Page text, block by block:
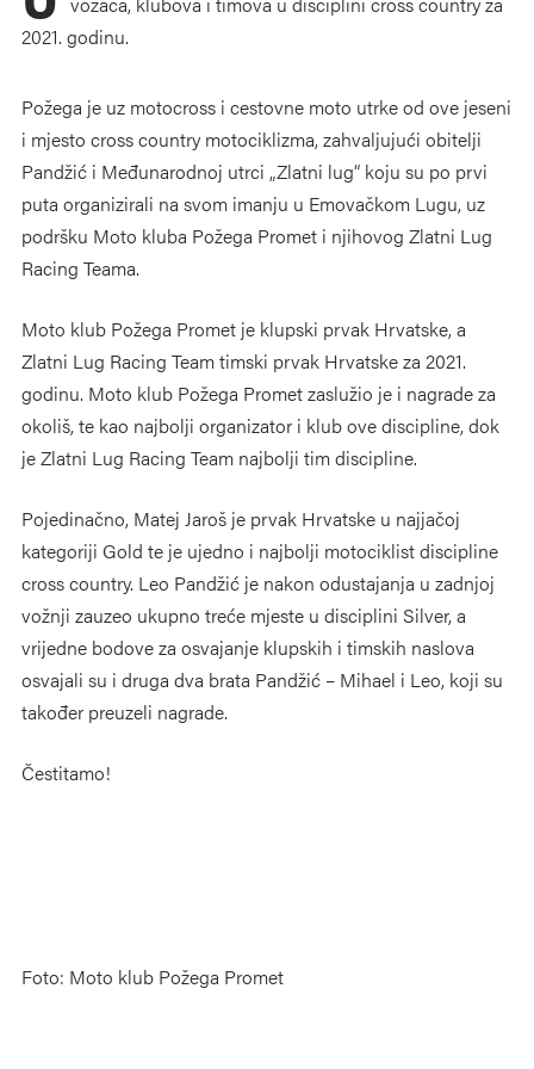
2021. godinu.
Požega je uz motocross i cestovne moto utrke od ove jeseni
i mjesto cross country motociklizma, zahvaljujući obitelji
Pandžić i Međunarodnoj utrci „Zlatni lug“ koju su po prvi
puta organizirali na svom imanju u Emovačkom Lugu, uz
podršku Moto kluba Požega Promet i njihovog Zlatni Lug
Racing Teama.
Moto klub Požega Promet je klupski prvak Hrvatske, a
Zlatni Lug Racing Team timski prvak Hrvatske za 2021.
godinu. Moto klub Požega Promet zaslužio je i nagrade za
okoliš, te kao najbolji organizator i klub ove discipline, dok
je Zlatni Lug Racing Team najbolji tim discipline.
Pojedinačno, Matej Jaroš je prvak Hrvatske u najjačoj
kategoriji Gold te je ujedno i najbolji motociklist discipline
cross country. Leo Pandžić je nakon odustajanja u zadnjoj
vožnji zauzeo ukupno treće mjeste u disciplini Silver, a
vrijedne bodove za osvajanje klupskih i timskih naslova
osvajali su i druga dva brata Pandžić – Mihael i Leo, koji su
također preuzeli nagrade.
Čestitamo!
Foto: Moto klub Požega Promet